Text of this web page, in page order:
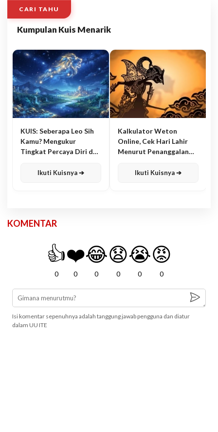
CARI TAHU
Kumpulan Kuis Menarik
KUIS: Seberapa Leo Sih
Kamu? Mengukur
Tingkat Percaya Diri dan
Ikuti Kuisnya ➔
Kalkulator Weton
Online, Cek Hari Lahir
Menurut Penanggalan
Ikuti Kuisnya ➔
KOMENTAR
👍
0
❤️
0
😂
0
😧
0
😭
0
😡
0
Isi komentar sepenuhnya adalah tanggung jawab pengguna dan diatur
dalam UU ITE